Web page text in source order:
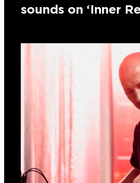
sounds on ‘Inner